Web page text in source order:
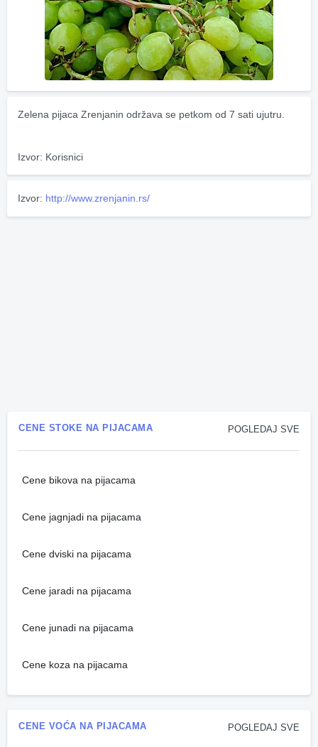
Zelena pijaca Zrenjanin održava se petkom od 7 sati ujutru.
Izvor: Korisnici
Izvor: http://www.zrenjanin.rs/
POGLEDAJ SVE
CENE STOKE NA PIJACAMA
Cene bikova na pijacama
Cene jagnjadi na pijacama
Cene dviski na pijacama
Cene jaradi na pijacama
Cene junadi na pijacama
Cene koza na pijacama
POGLEDAJ SVE
CENE VOĆA NA PIJACAMA